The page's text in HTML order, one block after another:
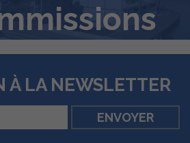
À LA NEWSLETTER